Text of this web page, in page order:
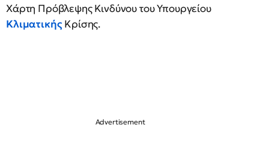
Χάρτη Πρόβλεψης Κινδύνου του Υπουργείου
ΚλιματικήςΚρίσης.